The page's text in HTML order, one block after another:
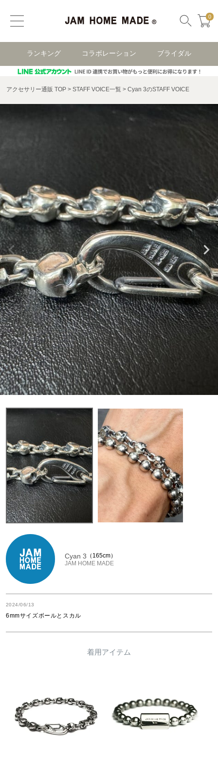
0
ランキング コラボレーション ブライダル
アクセサリー通販 TOP STAFF VOICE一覧 Cyan 3のSTAFF VOICE
Cyan 3
JAM HOME MADE
165cm
2024/06/13
6mmサイズボールとスカル
着用アイテム